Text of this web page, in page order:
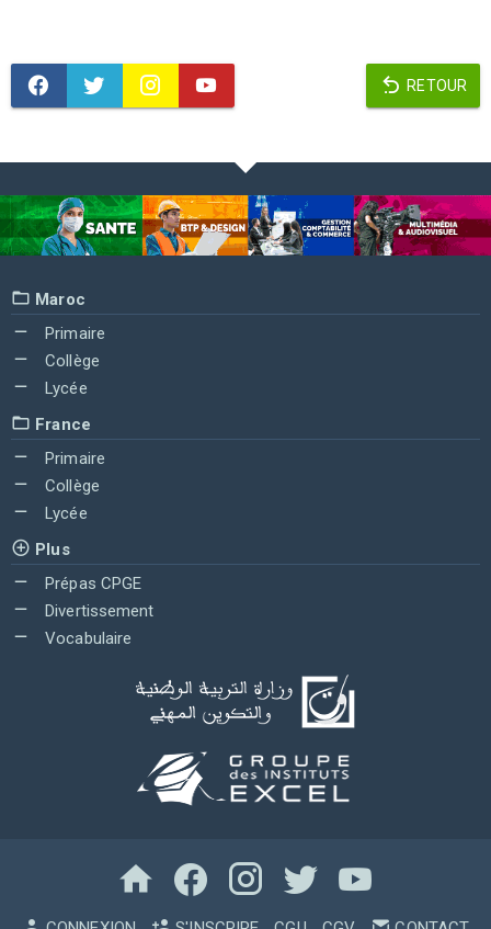
RETOUR
Maroc
Primaire
Collège
Lycée
France
Primaire
Collège
Lycée
Plus
Prépas CPGE
Divertissement
Vocabulaire